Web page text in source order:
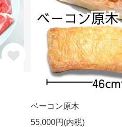
ベーコン原木
55,000円(内税)